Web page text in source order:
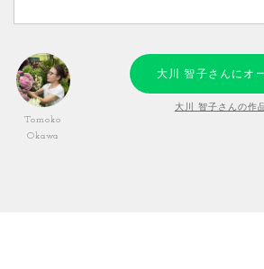
Tomoko
Okawa
大川 智子さんにオ
大川 智子さんの作